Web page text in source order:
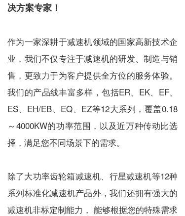
决方案专家！
作为一家深耕于减速机领域的国家高新技术企
业，我们不仅专注于减速机的研发、制造与销
售，更致力于为客户提供全方位的服务体验。
我们的产品线丰富多样，包括ER、EK、EF、
ES、EH/EB、EQ、EZ等12大系列，覆盖0.18
～4000KW的功率范围，以及近万种传动比选
择，满足您不同场景下的需求。
除了大功率齿轮箱减速机、 行星减速机等12种
系列标准化减速机产品外，我们还拥有强大的
减速机非标定制能力， 能够根据您的特殊需求